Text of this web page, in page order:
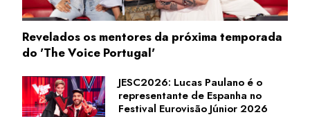
Revelados os mentores da próxima temporada
do 'The Voice Portugal'
JESC2026: Lucas Paulano é o
representante de Espanha no
Festival Eurovisão Júnior 2026